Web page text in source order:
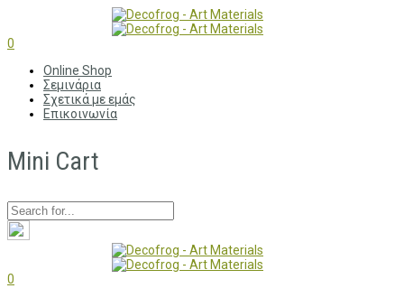
0
Online Shop
Σεμινάρια
Σχετικά με εμάς
Επικοινωνία
Mini Cart
0